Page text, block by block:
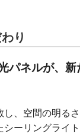
り
パネルが、
し、空間の明る
シーリングライ